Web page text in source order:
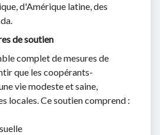
d'Amérique latine, des
de soutien
complet de mesures de
que les coopérants-
vie modeste et saine,
locales. Ce soutien comprend :